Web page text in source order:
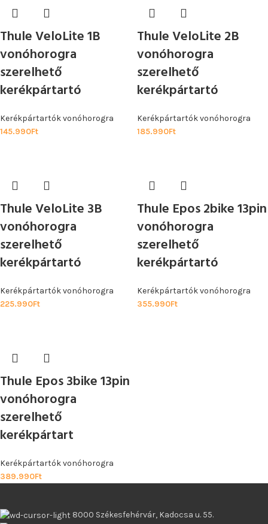
Thule VeloLite 1B
vonóhorogra
szerelhető
kerékpártartó
Kerékpártartók vonóhorogra
145.990Ft
Thule VeloLite 2B
vonóhorogra
szerelhető
kerékpártartó
Kerékpártartók vonóhorogra
185.990Ft
Thule VeloLite 3B
vonóhorogra
szerelhető
kerékpártartó
Kerékpártartók vonóhorogra
225.990Ft
Thule Epos 2bike 13pin
vonóhorogra
szerelhető
kerékpártartó
Kerékpártartók vonóhorogra
355.990Ft
Thule Epos 3bike 13pin
vonóhorogra
szerelhető
kerékpártart
Kerékpártartók vonóhorogra
389.990Ft
8000 Székesfehérvár, Kadocsa u. 55.